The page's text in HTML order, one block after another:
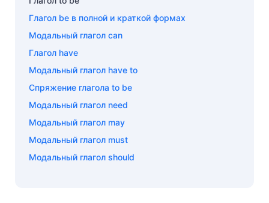
Глагол be в полной и краткой формах
Модальный глагол can
Глагол have
Модальный глагол have to
Спряжение глагола to be
Модальный глагол need
Модальный глагол may
Модальный глагол must
Модальный глагол should